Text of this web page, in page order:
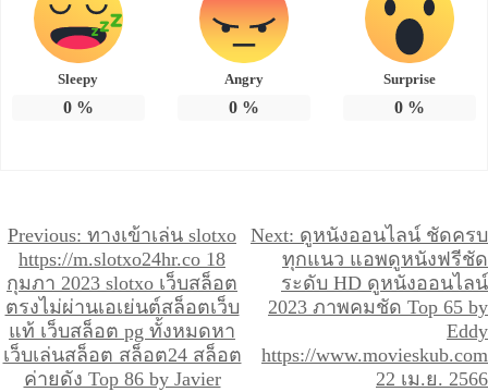
Sleepy
0%
Angry
0%
Surprise
0%
แ
ะ
แ
น
Previous: ทางเข้าเล่น slotxo
https://m.slotxo24hr.co 18
กุมภา 2023 slotxo เว็บสล็อต
ตรงไม่ผ่านเอเย่นต์สล็อตเว็บ
แท้ เว็บสล็อต pg ทั้งหมดหา
เว็บเล่นสล็อต สล็อต24 สล็อต
ค่ายดัง Top 86 by Javier
Next: ดูหนังออนไลน์ ชัดครบ
ทุกแนว แอพดูหนังฟรีชัด
ระดับ HD ดูหนังออนไลน์
2023 ภาพคมชัด Top 65 by
Eddy
https://www.movieskub.com
22 เม.ย. 2566